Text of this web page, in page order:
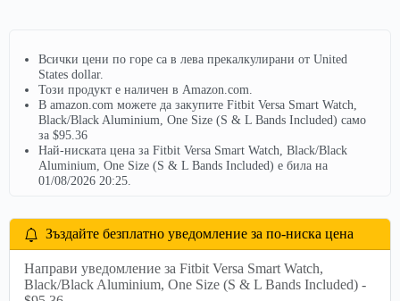
Всички цени по горе са в лева прекалкулирани от United
States dollar.
Този продукт е наличен в Amazon.com.
В amazon.com можете да закупите Fitbit Versa Smart Watch,
Black/Black Aluminium, One Size (S & L Bands Included) само
за $95.36
Най-ниската цена за Fitbit Versa Smart Watch, Black/Black
Aluminium, One Size (S & L Bands Included) е била на
01/08/2026 20:25.
Зъздайте безплатно уведомление за по-ниска цена
Направи уведомление за Fitbit Versa Smart Watch,
Black/Black Aluminium, One Size (S & L Bands Included) -